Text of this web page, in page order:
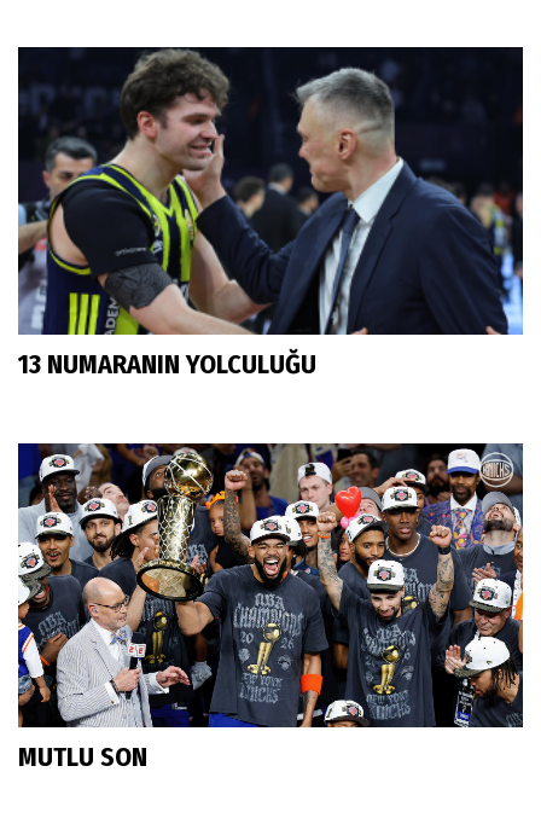
13 NUMARANIN YOLCULUĞU
MUTLU SON